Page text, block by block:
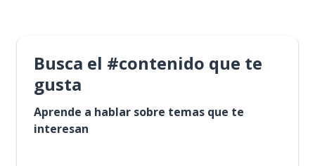
Busca el #contenido que te
gusta
Aprende a hablar sobre temas que te
interesan